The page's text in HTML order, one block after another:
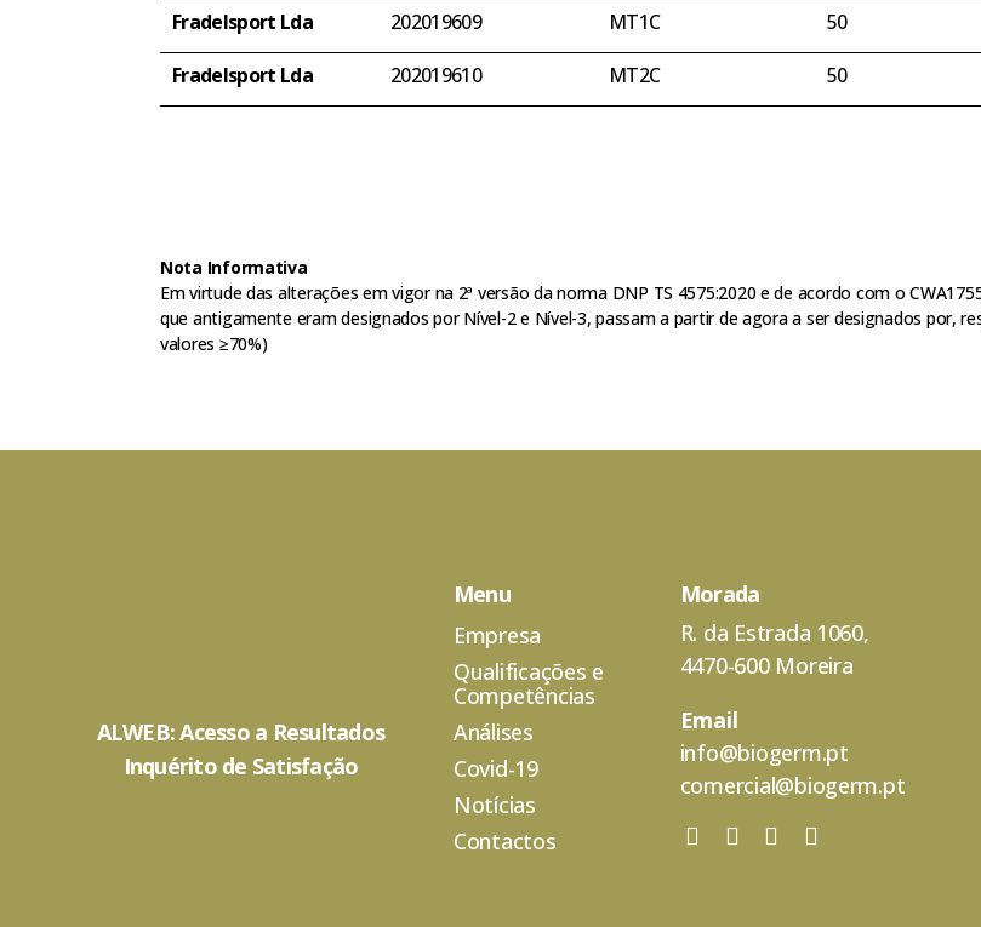
Fradelsport Lda
202019609 MT1C 50
Fradelsport Lda
202019610 MT2C 50
Nota Informativa
Em virtude das alterações em vigor na 2ª versão da norma DNP TS 4575:2020 e de acordo com o
que antigamente eram designados por Nível-2 e Nível-3, passam a partir de agora a ser designados por,
valores ≥70%)
ALWEB: Acesso a Resultados
Inquérito de Satisfação
Menu
Empresa
Qualificações e
Competências
Análises
Covid-19
Notícias
Contactos
Morada
R. da Estrada 1060,
4470-600 Moreira
Email
info@biogerm.pt
comercial@biogerm.pt